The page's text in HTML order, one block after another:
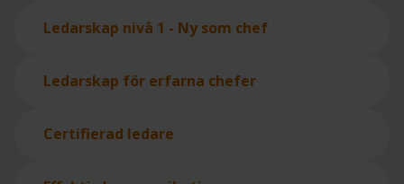
Ledarskap nivå 1 - Ny som chef
Ledarskap för erfarna chefer
Certifierad ledare